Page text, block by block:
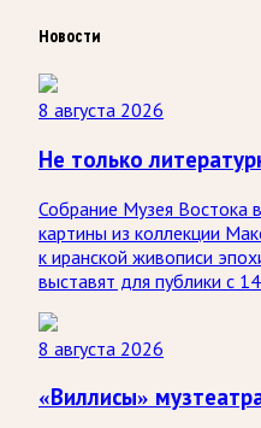
Новости
8 августа 2026
Не только
Собрание Музея Востока
картины из коллекции
к иранской живописи
выставят для публики с 14
8 августа 2026
«Виллисы»